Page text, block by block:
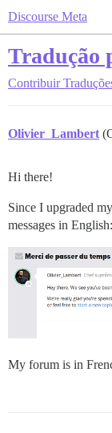
Discourse Meta
Tradução
Contribuir
Olivier_Lambert
Hi there!
Since I upgraded
messages in English:
My forum is in